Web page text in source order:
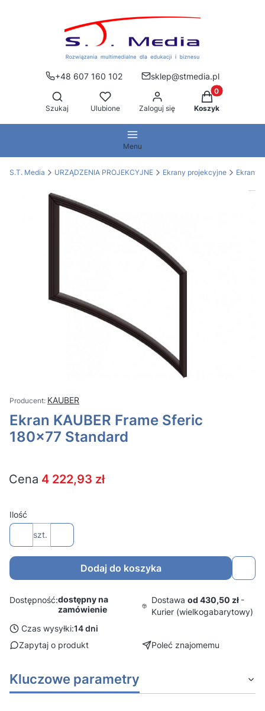
+48 607 160 102
sklep@stmedia.pl
Otwórz wyszukiwarkę
Szukaj Ulubione Zaloguj się
Produkty w
Koszyk
Menu
S.T. Media URZĄDZENIA PROJEKCYJNE Ekrany projekcyjne Ekrany
KAUBER
Ekran KAUBER Frame Sferic
180x77 Standard
Cena 4 222,93 zł
Ilość
szt.
Dodaj do koszyka
Dostępność:dostępny na
zamówienie
Dostawaod 430,50 zł -
Kurier (wielkogabarytowy)
Czas wysyłki:14 dni
Zapytaj o produkt
Poleć znajomemu
Kluczowe parametry